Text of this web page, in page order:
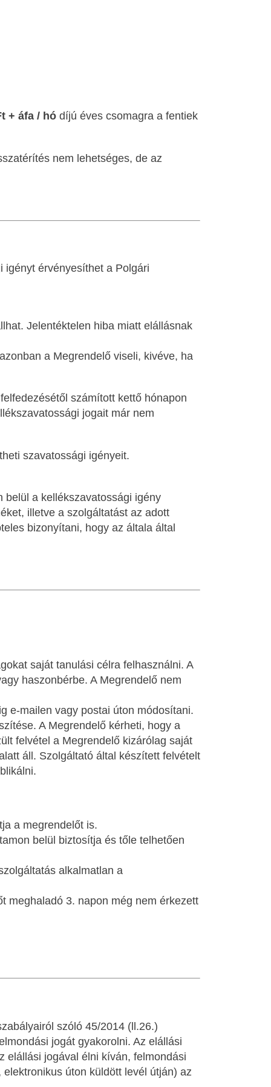
+ áfa / hó díjú éves csomagra a fentiek
nem lehetséges, de az
igényt érvényesíthet a Polgári
Jelentéktelen hiba miatt elállásnak
a Megrendelő viseli, kivéve, ha
számított kettő hónapon
jogait már nem
szavatossági igényeit.
belül a kellékszavatossági igény
illetve a szolgáltatást az adott
bizonyítani, hogy az általa által
saját tanulási célra felhasználni. A
haszonbérbe. A Megrendelő nem
e-mailen vagy postai úton módosítani.
A Megrendelő kérheti, hogy a
felvétel a Megrendelő kizárólag saját
áll. Szolgáltató által készített felvételt
a megrendelőt is.
belül biztosítja és tőle telhetően
alkalmatlan a
meghaladó 3. napon még nem érkezett
szóló 45/2014 (ll.26.)
jogát gyakorolni. Az elállási
elállási jogával élni kíván, felmondási
úton küldött levél útján) az